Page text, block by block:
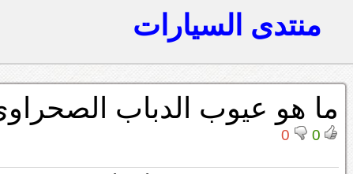
منتدى السيارات
ما هو عيوب الدباب
0
0